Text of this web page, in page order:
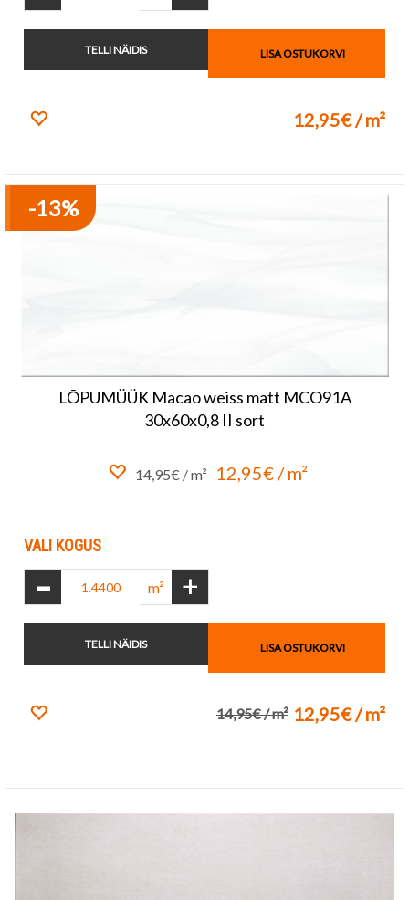
TELLI NÄIDIS LISA OSTUKORVI
12,95€ / m²
LÕPUMÜÜK Macao weiss matt MCO91A
30x60x0,8 II sort
14,95€ / m² 12,95€ / m²
VALI KOGUS
- m² +
TELLI NÄIDIS LISA OSTUKORVI
14,95€ / m² 12,95€ / m²